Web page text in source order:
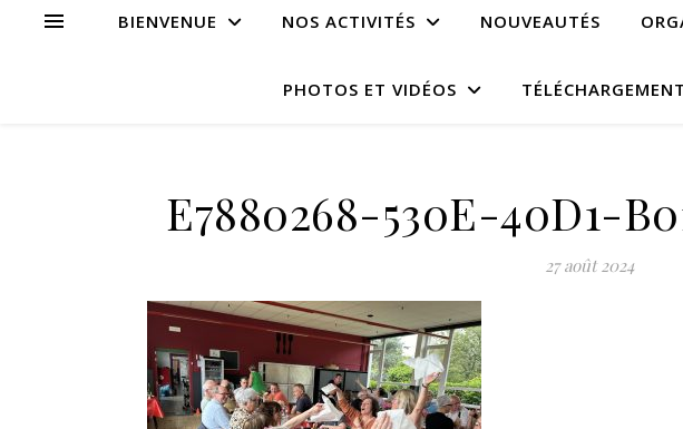
BIENVENUE NOS ACTIVITÉS NOUVEAUTÉS
PHOTOS ET VIDÉOS
E7880268-530E-40D1-
27 août 2024